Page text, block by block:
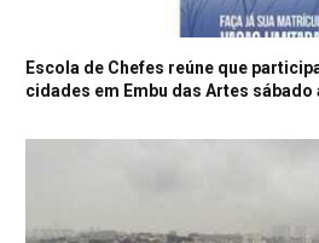
Escola de Chefes reúne que
cidades em Embu das Artes sábado